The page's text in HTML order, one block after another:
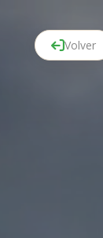
Volver